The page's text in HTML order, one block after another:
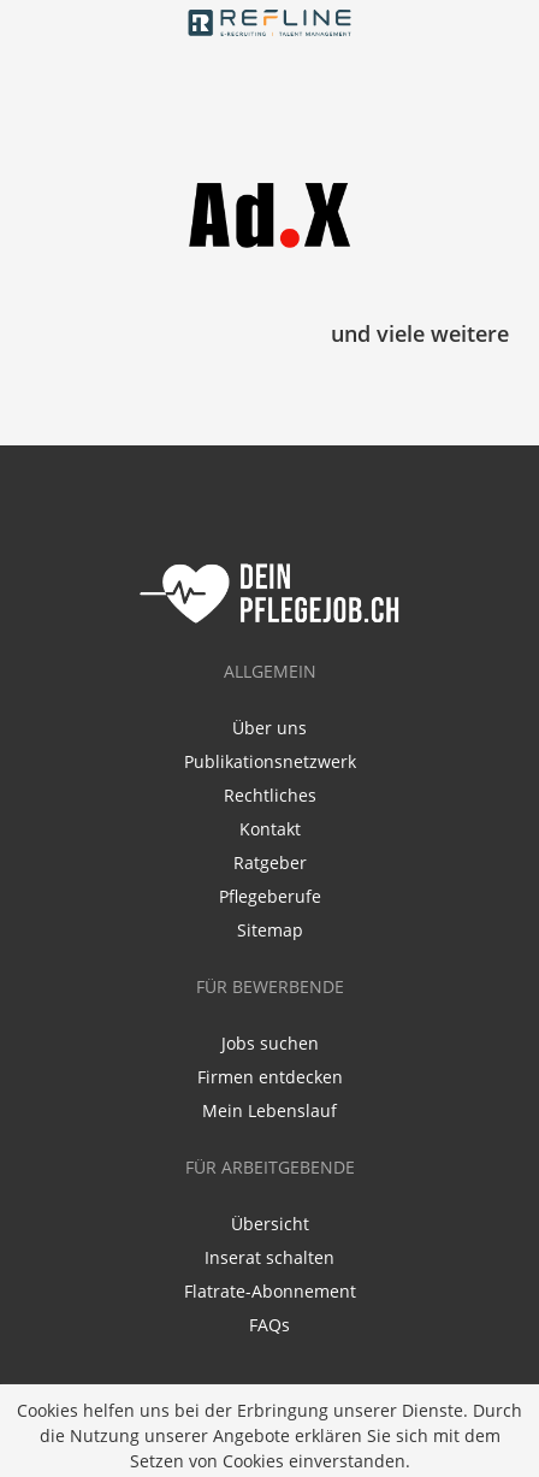
und viele weitere
ALLGEMEIN
Über uns
Publikationsnetzwerk
Rechtliches
Kontakt
Ratgeber
Pflegeberufe
Sitemap
FÜR BEWERBENDE
Jobs suchen
Firmen entdecken
Mein Lebenslauf
FÜR ARBEITGEBENDE
Übersicht
Inserat schalten
Flatrate-Abonnement
FAQs
Cookies helfen uns bei der Erbringung unserer Dienste. Durch
die Nutzung unserer Angebote erklären Sie sich mit dem
Setzen von Cookies einverstanden.